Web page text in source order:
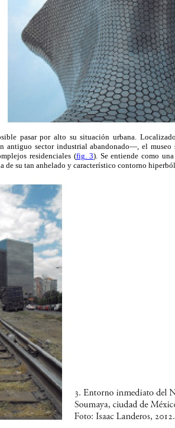
pasar por alto su situación urbana.
sector industrial abandonado—, el museo
residenciales (fig. 3). Se entiende como
de su tan anhelado y característico contorno